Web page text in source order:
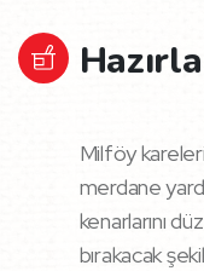
Milföy
merdane
kenarlarını
bırakacak